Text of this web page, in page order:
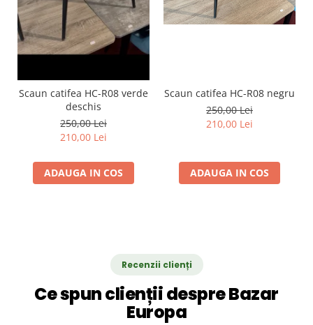
Scaun catifea HC-R08 verde
deschis
250,00 Lei
210,00 Lei
ADAUGA IN COS
Scaun catifea HC-R08 negru
250,00 Lei
210,00 Lei
ADAUGA IN COS
Recenzii clienți
Ce spun clienții despre Bazar
Europa